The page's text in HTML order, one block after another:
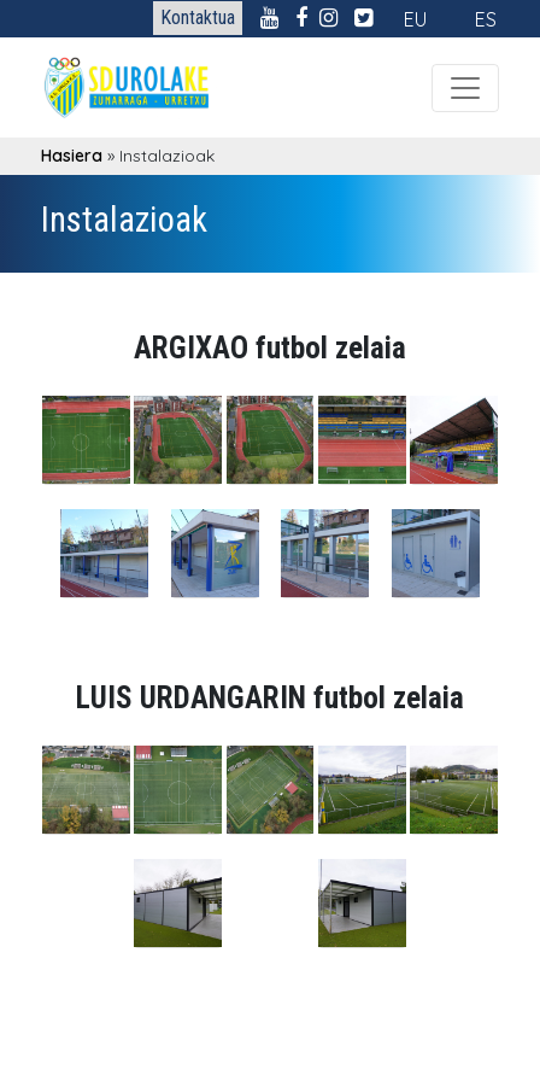
Kontaktua EU ES
Hasiera » Instalazioak
Instalazioak
ARGIXAO futbol zelaia
LUIS URDANGARIN futbol zelaia